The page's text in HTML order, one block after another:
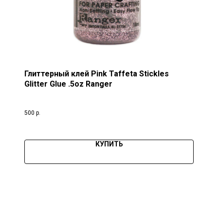
Глиттерный клей Pink Taffeta Stickles
Glitter Glue .5oz Ranger
500 р.
КУПИТЬ